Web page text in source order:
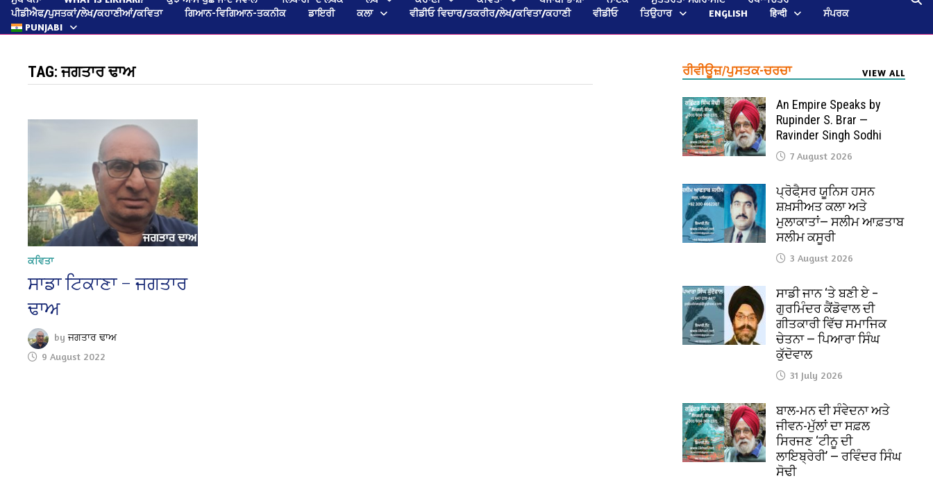
ਪੀਡੀਐਫ/ਪੁਸਤਕਾਂ/ਲੇਖ/ਕਹਾਣੀਆਂ/ਕਵਿਤਾ
ਗਿਆਨ-ਵਿਗਿਆਨ-ਤਕਨੀਕ ਡਾਇਰੀ ਕਲਾ ਵੀਡੀਓ ਵਿਚਾਰ/ਤਕਰੀਰ/ਲੇਖ/ਕਵਿਤਾ/ਕਹਾਣੀ ਵੀਡੀਓ ਤਿਉਹਾਰ ENGLISH हिन्दी
ਸੰਪਰਕ
PUNJABI
TAG:ਜਗਤਾਰ ਢਾਅ
ਕਵਿਤਾ
ਸਾਡਾ ਟਿਕਾਣਾ – ਜਗਤਾਰ
ਢਾਅ
byਜਗਤਾਰ ਢਾਅ
9 August 2022
ਰੀਵੀਊਜ਼/ਪੁਸਤਕ-ਚਰਚਾ VIEW ALL
An Empire Speaks by
Rupinder S. Brar —
Ravinder Singh Sodhi
7 August 2026
ਪ੍ਰੋਫੈ਼ਸਰ ਯੂਨਿਸ ਹਸਨ
ਸ਼ਖ਼ਸੀਅਤ ਕਲਾ ਅਤੇ
ਮੁਲਾਕਾਤਾਂ— ਸਲੀਮ ਆਫ਼ਤਾਬ
ਸਲੀਮ ਕਸੂਰੀ
3 August 2026
ਸਾਡੀ ਜਾਨ ‘ਤੇ ਬਣੀ ਏ –
ਗੁਰਮਿੰਦਰ ਕੈਂਡੋਵਾਲ ਦੀ
ਗੀਤਕਾਰੀ ਵਿੱਚ ਸਮਾਜਿਕ
ਚੇਤਨਾ — ਪਿਆਰਾ ਸਿੰਘ
ਕੁੱਦੋਵਾਲ
31 July 2026
ਬਾਲ-ਮਨ ਦੀ ਸੰਵੇਦਨਾ ਅਤੇ
ਜੀਵਨ-ਮੁੱਲਾਂ ਦਾ ਸਫ਼ਲ
ਸਿਰਜਣ ‘ਟੀਨੂ ਦੀ
ਲਾਇਬ੍ਰੇਰੀ’ — ਰਵਿੰਦਰ ਸਿੰਘ
ਸੋਢੀ